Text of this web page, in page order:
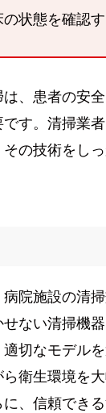
状態を確認
、患者の安
す。清掃業
の技術をし
院施設の清
ない清掃機
切なモデル
衛生環境を
、信頼できる